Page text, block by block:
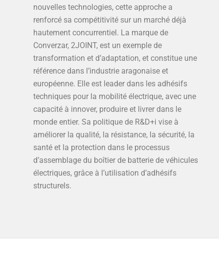
nouvelles technologies, cette approche a
renforcé sa compétitivité sur un marché déjà
hautement concurrentiel. La marque de
Converzar, 2JOINT, est un exemple de
transformation et d’adaptation, et constitue une
référence dans l’industrie aragonaise et
européenne. Elle est leader dans les adhésifs
techniques pour la mobilité électrique, avec une
capacité à innover, produire et livrer dans le
monde entier. Sa politique de R&D+i vise à
améliorer la qualité, la résistance, la sécurité, la
santé et la protection dans le processus
d’assemblage du boîtier de batterie de véhicules
électriques, grâce à l’utilisation d’adhésifs
structurels.